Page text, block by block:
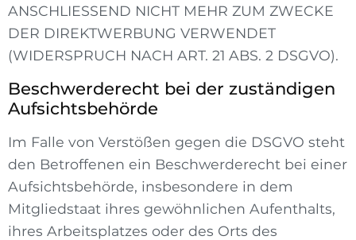
ANSCHLIESSEND NICHT MEHR ZUM ZWECKE
DER DIREKTWERBUNG VERWENDET
(WIDERSPRUCH NACH ART. 21 ABS. 2 DSGVO).
Beschwerde­recht bei der zuständigen
Aufsichts­behörde
Im Falle von Verstößen gegen die DSGVO steht
den Betroffenen ein Beschwerderecht bei einer
Aufsichtsbehörde, insbesondere in dem
Mitgliedstaat ihres gewöhnlichen Aufenthalts,
ihres Arbeitsplatzes oder des Orts des